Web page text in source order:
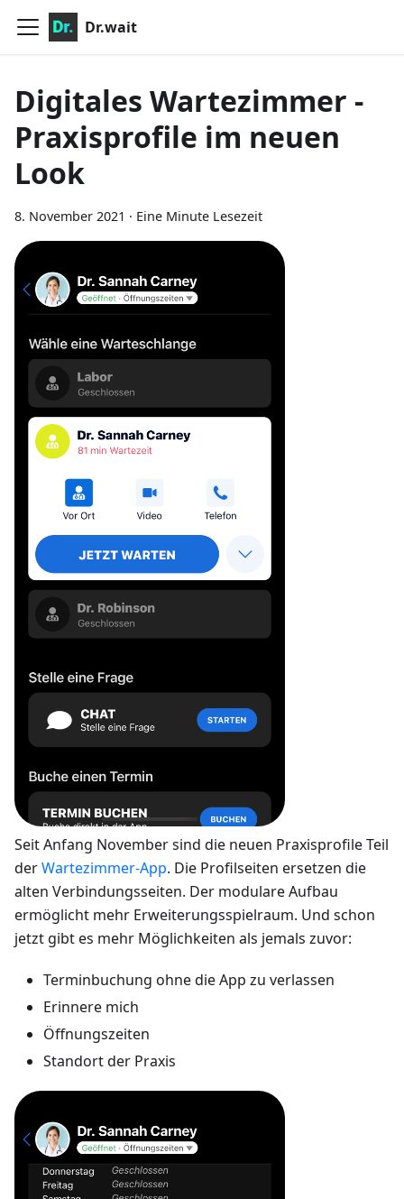
Dr.wait
Digitales Wartezimmer -
Praxisprofile im neuen
Look
8. November 2021 · Eine Minute Lesezeit
Seit Anfang November sind die neuen Praxisprofile Teil
derWartezimmer-App. Die Profilseiten ersetzen die
alten Verbindungsseiten. Der modulare Aufbau
ermöglicht mehr Erweiterungsspielraum. Und schon
jetzt gibt es mehr Möglichkeiten als jemals zuvor:
Terminbuchung ohne die App zu verlassen
Erinnere mich
Öffnungszeiten
Standort der Praxis